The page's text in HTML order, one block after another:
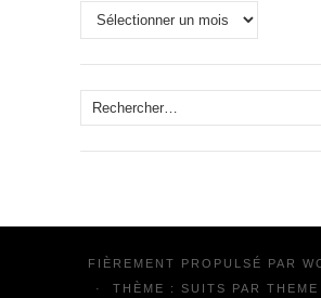
Archives
Rechercher :
FIÈREMENT PROPULSÉ PAR
·
THÈME : SUITS PAR THEME